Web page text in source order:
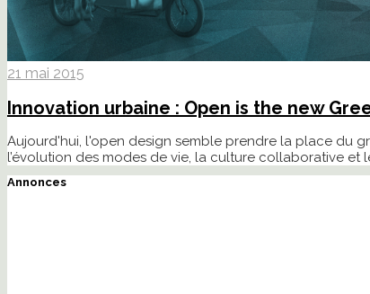
21 mai 2015
Innovation urbaine : Open is the new
Aujourd'hui, l'open design semble prendre la place du
l’évolution des modes de vie, la culture collaborative
Annonces